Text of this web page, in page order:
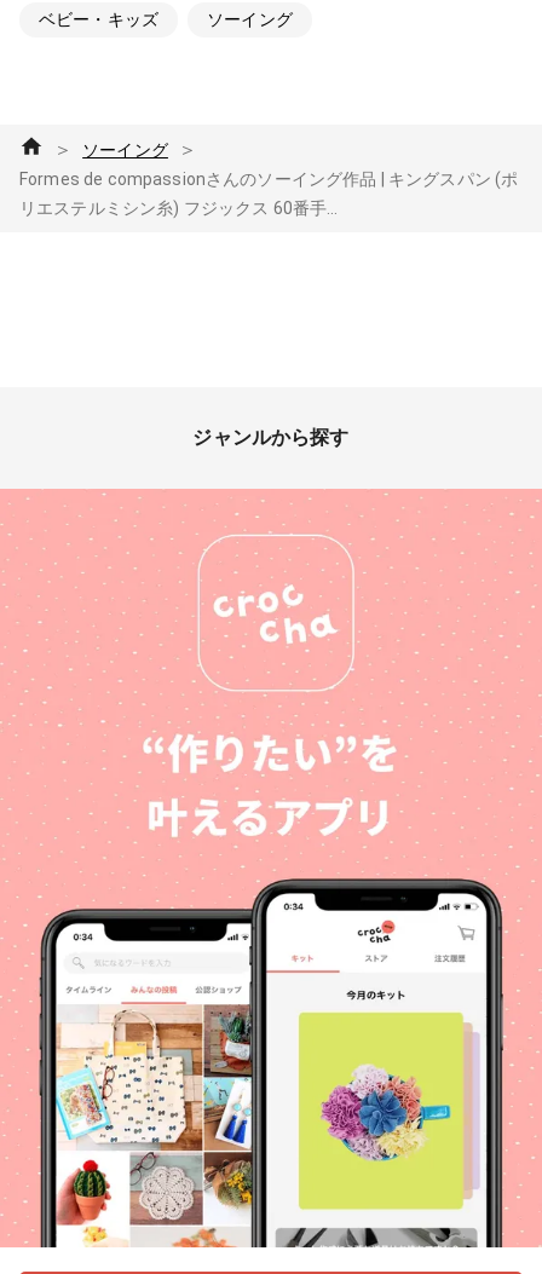
ベビー・キッズ ソーイング
＞ ソーイング ＞
Formes de compassionさんのソーイング作品 | キングスパン (ポ
リエステルミシン糸) フジックス 60番手...
ジャンルから探す